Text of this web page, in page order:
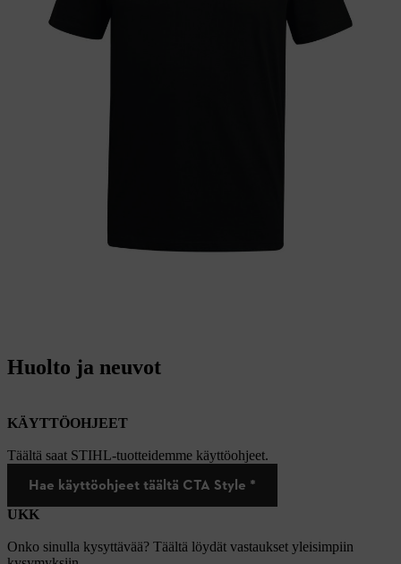
Huolto ja neuvot
KÄYTTÖOHJEET
Täältä saat STIHL-tuotteidemme käyttöohjeet.
Hae käyttöohjeet täältä CTA Style *
UKK
Onko sinulla kysyttävää? Täältä löydät vastaukset yleisimpiin